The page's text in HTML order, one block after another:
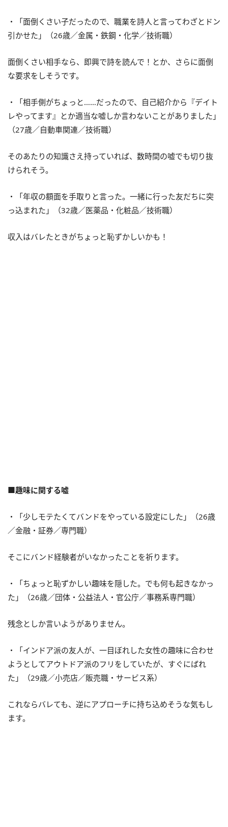
・「面倒くさい子だったので、職業を詩人と言ってわざとドン
引かせた」（26歳／金属・鉄鋼・化学／技術職）
面倒くさい相手なら、即興で詩を読んで！とか、さらに面倒
な要求をしそうです。
・「相手側がちょっと……だったので、自己紹介から『デイト
レやってます』とか適当な嘘しか言わないことがありました」
（27歳／自動車関連／技術職）
そのあたりの知識さえ持っていれば、数時間の嘘でも切り抜
けられそう。
・「年収の額面を手取りと言った。一緒に行った友だちに突
っ込まれた」（32歳／医薬品・化粧品／技術職）
収入はバレたときがちょっと恥ずかしいかも！
■趣味に関する嘘
・「少しモテたくてバンドをやっている設定にした」（26歳
／金融・証券／専門職）
そこにバンド経験者がいなかったことを祈ります。
・「ちょっと恥ずかしい趣味を隠した。でも何も起きなかっ
た」（26歳／団体・公益法人・官公庁／事務系専門職）
残念としか言いようがありません。
・「インドア派の友人が、一目ぼれした女性の趣味に合わせ
ようとしてアウトドア派のフリをしていたが、すぐにばれ
た」（29歳／小売店／販売職・サービス系）
これならバレても、逆にアプローチに持ち込めそうな気もし
ます。